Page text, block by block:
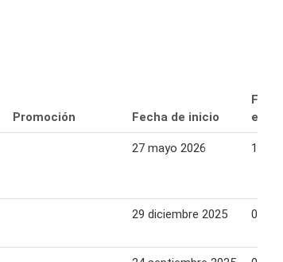
Promoción Fecha de inicio
27 mayo 2026 10
29 diciembre 2025 08